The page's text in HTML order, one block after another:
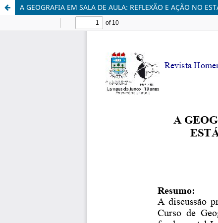
A GEOGRAFIA EM SALA DE AULA: REFLEXÃO E AÇÃO NO